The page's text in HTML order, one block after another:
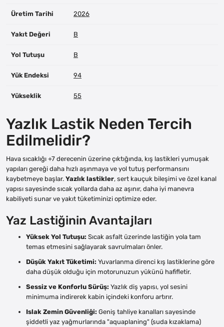
Üretim Tarihi 2026
Yakıt Değeri B
Yol Tutuşu B
Yük Endeksi 94
Yükseklik 55
Yazlık Lastik Neden Tercih
Edilmelidir?
Hava sıcaklığı +7 derecenin üzerine çıktığında, kış lastikleri yumuşak
yapıları gereği daha hızlı aşınmaya ve yol tutuş performansını
kaybetmeye başlar. Yazlık lastikler, sert kauçuk bileşimi ve özel kanal
yapısı sayesinde sıcak yollarda daha az aşınır, daha iyi manevra
kabiliyeti sunar ve yakıt tüketiminizi optimize eder.
Yaz Lastiğinin Avantajları
Yüksek Yol Tutuşu: Sıcak asfalt üzerinde lastiğin yola tam
temas etmesini sağlayarak savrulmaları önler.
Düşük Yakıt Tüketimi: Yuvarlanma direnci kış lastiklerine göre
daha düşük olduğu için motorunuzun yükünü hafifletir.
Sessiz ve Konforlu Sürüş: Yazlık diş yapısı, yol sesini
minimuma indirerek kabin içindeki konforu artırır.
Islak Zemin Güvenliği: Geniş tahliye kanalları sayesinde
şiddetli yaz yağmurlarında "aquaplaning" (suda kızaklama)